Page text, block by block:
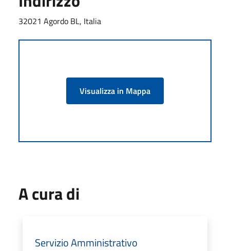
32021 Agordo BL, Italia
Visualizza in Mappa
A cura di
Servizio Amministrativo